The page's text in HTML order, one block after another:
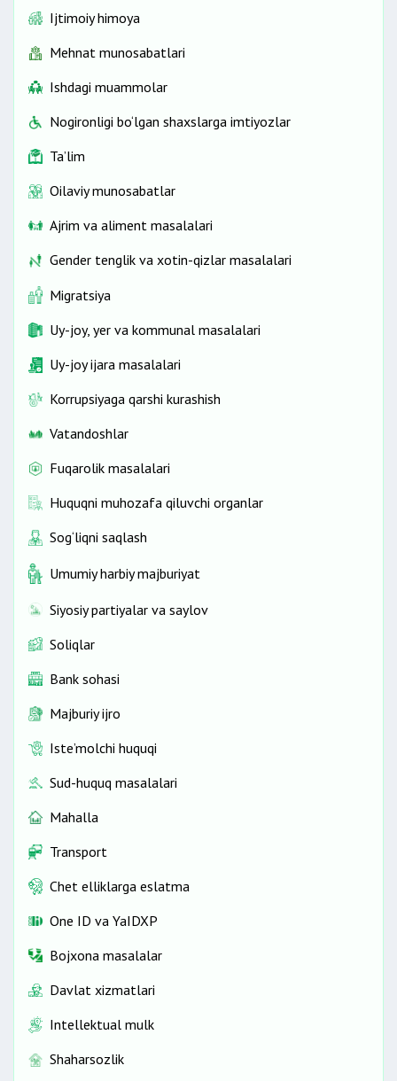
Ijtimoiy himoya
Mehnat munosabatlari
Ishdagi muammolar
Nogironligi bo‘lgan shaxslarga imtiyozlar
Ta’lim
Oilaviy munosabatlar
Ajrim va aliment masalalari
Gender tenglik va xotin-qizlar masalalari
Migratsiya
Uy-joy, yer va kommunal masalalari
Uy-joy ijara masalalari
Korrupsiyaga qarshi kurashish
Vatandoshlar
Fuqarolik masalalari
Huquqni muhozafa qiluvchi organlar
Sog‘liqni saqlash
Umumiy harbiy majburiyat
Siyosiy partiyalar va saylov
Soliqlar
Bank sohasi
Majburiy ijro
Iste’molchi huquqi
Sud-huquq masalalari
Mahalla
Transport
Chet elliklarga eslatma
One ID vа YaIDXP
Bojxona masalalar
Davlat xizmatlari
Intellektual mulk
Shaharsozlik